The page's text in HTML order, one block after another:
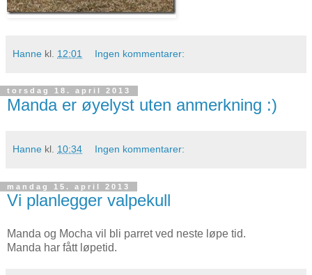
Hanne kl. 12:01 Ingen kommentarer:
torsdag 18. april 2013
Manda er øyelyst uten anmerkning :)
Hanne kl. 10:34 Ingen kommentarer:
mandag 15. april 2013
Vi planlegger valpekull
Manda og Mocha vil bli parret ved neste løpe tid.
Manda har fått løpetid.